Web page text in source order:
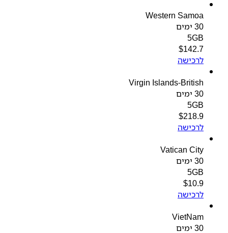
Western Samoa
5GB
$142.7
לרכישה
Virgin Islands-British
5GB
$218.9
לרכישה
Vatican City
5GB
$10.9
לרכישה
VietNam